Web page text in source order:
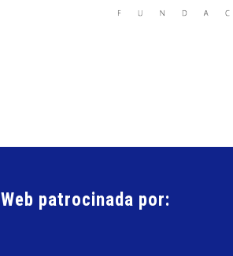
Web patrocinada por: